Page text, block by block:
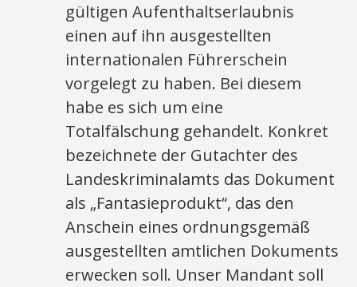
gültigen Aufenthaltserlaubnis
einen auf ihn ausgestellten
internationalen Führerschein
vorgelegt zu haben. Bei diesem
habe es sich um eine
Totalfälschung gehandelt. Konkret
bezeichnete der Gutachter des
Landeskriminalamts das Dokument
als „Fantasieprodukt“, das den
Anschein eines ordnungsgemäß
ausgestellten amtlichen Dokuments
erwecken soll. Unser Mandant soll